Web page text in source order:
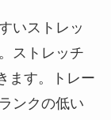
いストレッ
ストレッチ
ます。トレー
ンクの低い